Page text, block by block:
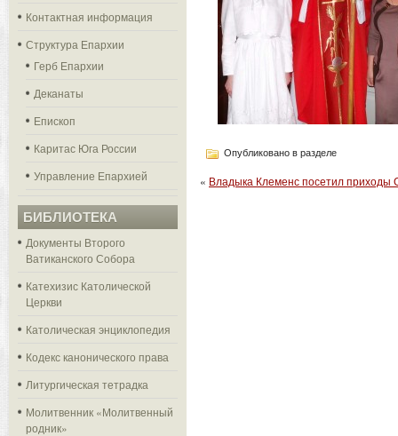
Контактная информация
Структура Епархии
Герб Епархии
Деканаты
Епископ
Каритас Юга России
Управление Епархией
БИБЛИОТЕКА
Документы Второго
Ватиканского Собора
Катехизис Католической
Церкви
Католическая энциклопедия
Кодекс канонического права
Литургическая тетрадка
Молитвенник «Молитвенный
родник»
Опубликовано в разделе
« Владыка Клеменс посетил приходы